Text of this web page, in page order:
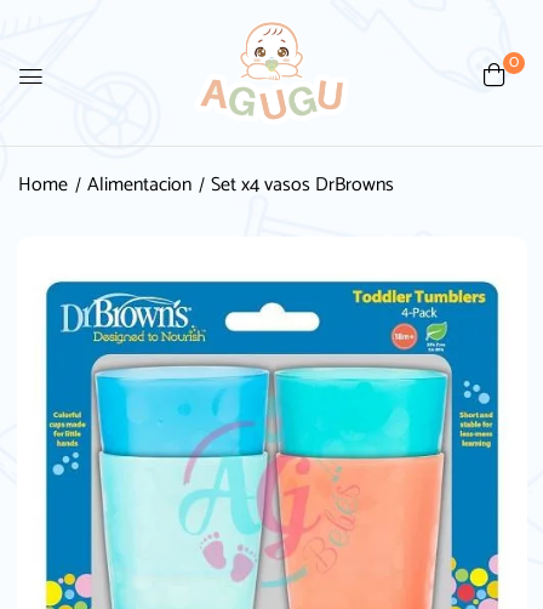
0
Home Alimentacion Set x4 vasos DrBrowns